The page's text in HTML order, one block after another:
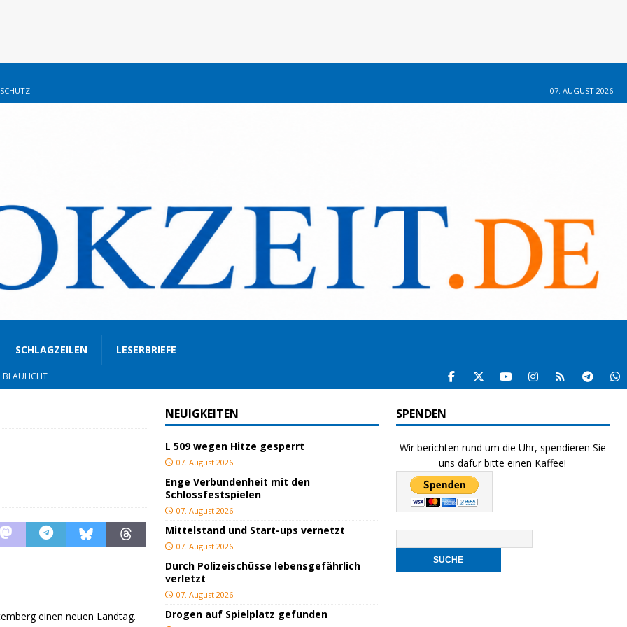
07. AUGUST 2026
SCHLAGZEILEN LESERBRIEFE
BLAULICHT
KULTUR
verletzt
einen neuen Landtag.
NEUIGKEITEN
L 509 wegen Hitze gesperrt
07. August 2026
Enge Verbundenheit mit den
Schlossfestspielen
07. August 2026
Mittelstand und Start-ups vernetzt
07. August 2026
Durch Polizeischüsse lebensgefährlich
verletzt
07. August 2026
Drogen auf Spielplatz gefunden
SPENDEN
Wir berichten rund um die Uhr, spendieren Sie
uns dafür bitte einen Kaffee!